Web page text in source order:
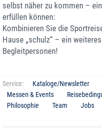
selbst näher zu kommen –
erfüllen können:
Kombinieren Sie die
Hause „schulz“ – ein
Begleitpersonen!
Service: Kataloge/Newsletter
Messen & Events
Philosophie
Team Jobs